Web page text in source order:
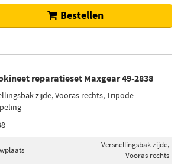
Bestellen
reparatieset Maxgear 49-2838
zijde, Vooras rechts, Tripode-
Versnellingsbak zijde,
Vooras rechts